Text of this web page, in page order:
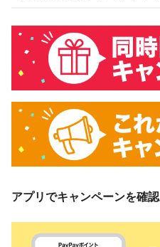
アプリでキャンペーンを確認